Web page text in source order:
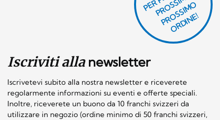
Iscriviti allanewsletter
Iscrivetevi subito alla nostra newsletter e riceverete
regolarmente informazioni su eventi e offerte speciali.
Inoltre, riceverete un buono da 10 franchi svizzeri da
utilizzare in negozio (ordine minimo di 50 franchi svizzeri,
E
S
O
O
E!